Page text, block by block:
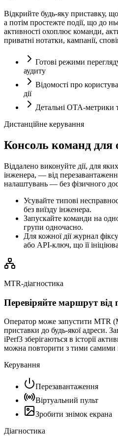
Відкрийте будь-яку приставку,
а потім простежте події, що до
активності охоплює команди,
приватні нотатки, кампанії,
Готові режими
аудиту
Відомості про
дії
Детальні OTA-метрики
Дистанційне керування
Консоль команд для
Віддалено виконуйте дії, для
інженера, — від
налаштувань — без фізичного
Усувайте типові
без виїзду інженера.
Запускайте команди на
групи одночасно.
Для кожної дії журнал
або API-ключ, що її
MTR-діагностика
Перевіряйте маршрут від
Оператор може запустити MTR
приставки до будь-якої адреси.
iPerf3 зберігаються в історії
можна повторити з тими самими
Керування
Перезавантаження
Віртуальний пульт
Зробити знімок екрана
Діагностика